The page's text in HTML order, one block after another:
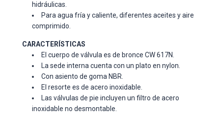
hidráulicas.
Para agua fría y caliente, diferentes aceites y aire
comprimido.
CARACTERÍSTICAS
El cuerpo de válvula es de bronce CW 617N.
La sede interna cuenta con un plato en nylon.
Con asiento de goma NBR.
El resorte es de acero inoxidable.
Las válvulas de pie incluyen un filtro de acero
inoxidable no desmontable.